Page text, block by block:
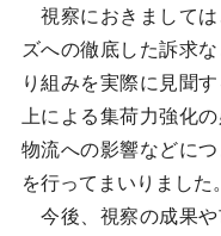
視察におきましては
ズへの徹底した訴求
り組みを実際に見聞
上による集荷力強化
物流への影響などに
を行ってまいりました。
今後、視察の成果や